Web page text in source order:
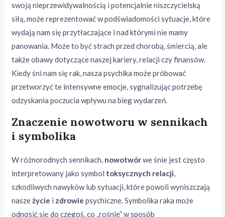
swoją nieprzewidywalnością i potencjalnie niszczycielską
siłą, może reprezentować w podświadomości sytuacje, które
wydają nam się przytłaczające i nad którymi nie mamy
panowania. Może to być strach przed chorobą, śmiercią, ale
także obawy dotyczące naszej kariery, relacji czy finansów.
Kiedy śni nam się rak, nasza psychika może próbować
przetworzyć te intensywne emocje, sygnalizując potrzebę
odzyskania poczucia wpływu na bieg wydarzeń.
Znaczenie nowotworu w sennikach
i symbolika
W różnorodnych sennikach, nowotwórwe śnie jest często
interpretowany jako symbol toksycznych relacji,
szkodliwych nawyków lub sytuacji, które powoli wyniszczają
naszeżycie i zdrowie psychiczne. Symbolika raka może
odnosić się do czegoś, co „rośnie” w sposób